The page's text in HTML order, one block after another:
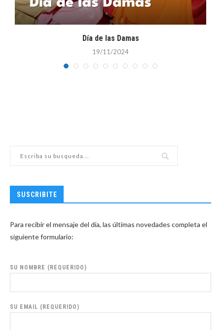
Día de las Damas
19/11/2024
SUSCRIBITE
Para recibir el mensaje del día, las últimas novedades completa el
siguiente formulario:
SU NOMBRE (REQUERIDO)
SU EMAIL (REQUERIDO)